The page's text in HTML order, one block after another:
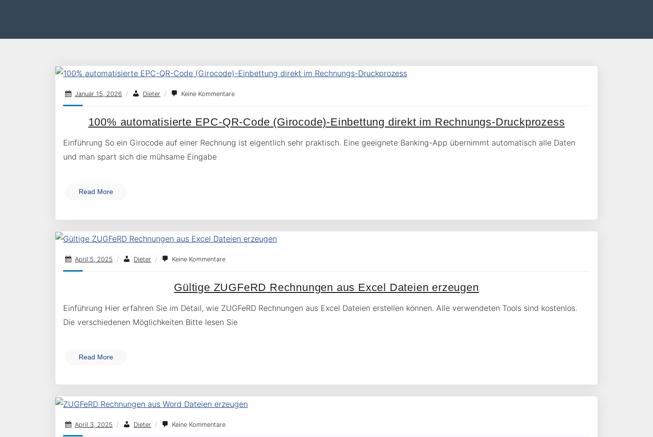
Januar 15, 2026 / Dieter / Keine Kommentare
100% automatisierte EPC-QR-Code (Girocode)-Einbettung direkt im Rechnungs-Druckprozess
Einführung So ein Girocode auf einer Rechnung ist eigentlich sehr praktisch. Eine geeignete Banking-App übernimmt automatisch alle Daten
und man spart sich die mühsame Eingabe
Read More
April 5, 2025 / Dieter / Keine Kommentare
Gültige ZUGFeRD Rechnungen aus Excel Dateien erzeugen
Einführung Hier erfahren Sie im Detail, wie ZUGFeRD Rechnungen aus Excel Dateien erstellen können. Alle verwendeten Tools sind kostenlos.
Die verschiedenen Möglichkeiten Bitte lesen Sie
Read More
April 3, 2025 / Dieter / Keine Kommentare